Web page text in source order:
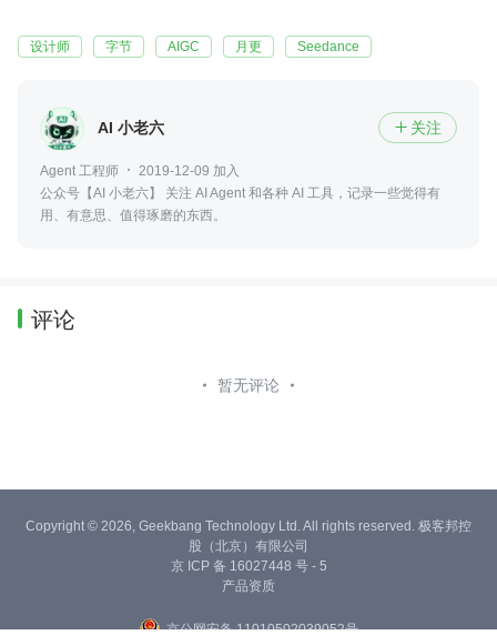
设计师 字节 AIGC 月更 Seedance
AI 小老六  关注
Agent 工程师
2019-12-09 加入
公众号【AI 小老六】 关注 AI Agent 和各种 AI 工具，记录一些觉得有
用、有意思、值得琢磨的东西。
评论
暂无评论
Copyright © 2026, Geekbang Technology Ltd. All rights reserved. 极客邦控
股（北京）有限公司
京 ICP 备 16027448 号 - 5
产品资质
京公网安备 11010502039052号